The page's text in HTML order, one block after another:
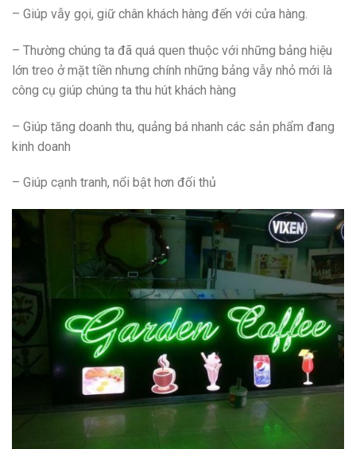
– Giúp vẫy gọi, giữ chân khách hàng đến với cửa hàng.
– Thường chúng ta đã quá quen thuộc với những bảng hiệu
lớn treo ở mặt tiền nhưng chính những bảng vẫy nhỏ mới là
công cụ giúp chúng ta thu hút khách hàng
– Giúp tăng doanh thu, quảng bá nhanh các sản phẩm đang
kinh doanh
– Giúp cạnh tranh, nổi bật hơn đối thủ